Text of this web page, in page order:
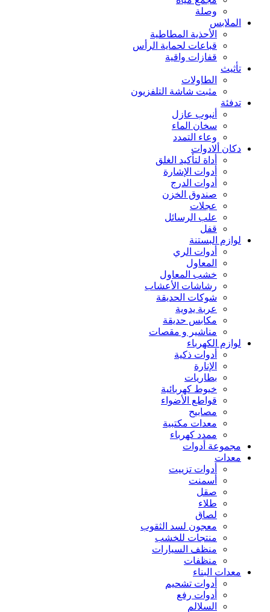
وصلة
الملابس
الأحذية المطاطية
قباعات لحماية الرأس
قفازات واقية
تأثيث
الطاولات
مثبت شاشة التلفزيون
تدفئة
أنبوب عازل
سخان الماء
وعاء التمدد
دكان ألادوات
أداة لتأكيد الغلق
أدوات الإشارة
أدوات الدرج
صندوق الخزن
عجلات
علب الرسائل
قفل
لوازم البستنة
أدوات الري
المعاول
خشب المعاول
رشاشات الأعشاب
شوكات الحديقة
عربة يدوية
مكابس حديقة
مناشير و مقصات
لوازم الكهرباء
أدوات ذكية
الإنارة
بطاريات
خيوط كهربائية
قواطع الأضواء
مصابيح
معدات مكتبية
ممدد كهرباء
مجموعة أدوات
معدات
أدوات تزييت
أسمنت
صقل
طلاء
لصاق
معجون لسد الثقوب
منتجات للخشب
منظف السيارات
منظفات
معدات البناء
أدوات تشحيم
أدوات رفع
السلالم